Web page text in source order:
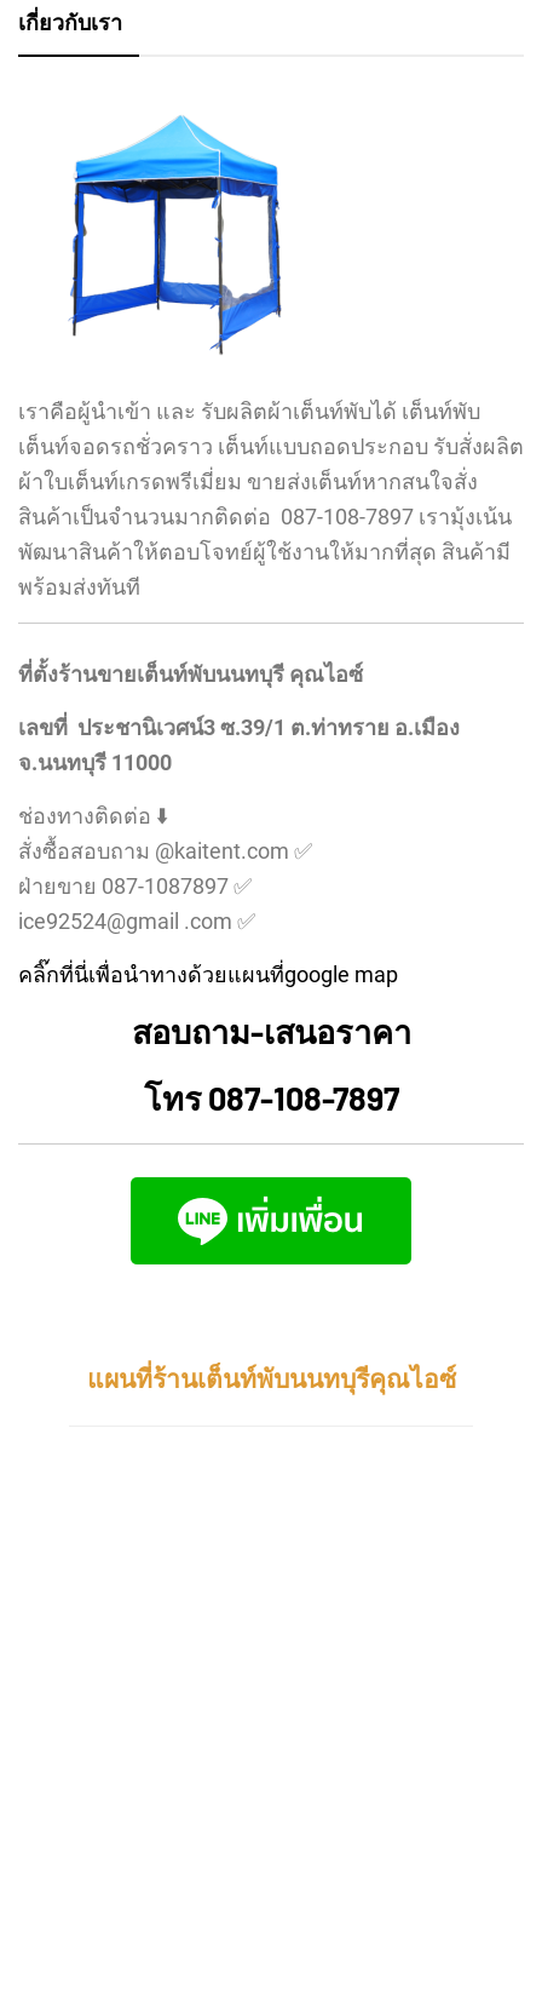
เกี่ยวกับเรา
เราคือผู้นำเข้า และ รับผลิตผ้าเต็นท์พับได้ เต็นท์พับ
เต็นท์จอดรถชั่วคราว เต็นท์แบบถอดประกอบ รับสั่งผลิต
ผ้าใบเต็นท์เกรดพรีเมี่ยม ขายส่งเต็นท์หากสนใจสั่ง
สินค้าเป็นจำนวนมากติดต่อ 087-108-7897 เรามุ้งเน้น
พัฒนาสินค้าให้ตอบโจทย์ผู้ใช้งานให้มากที่สุด สินค้ามี
พร้อมส่งทันที
ที่ตั้งร้านขายเต็นท์พับนนทบุรี คุณไอซ์
เลขที่ ประชานิเวศน์3 ซ.39/1 ต.ท่าทราย อ.เมือง
จ.นนทบุรี 11000
ช่องทางติดต่อ ⬇️
สั่งซื้อสอบถาม @kaitent.com ✅
ฝ่ายขาย 087-1087897 ✅
ice92524@gmail .com ✅
คลิ๊กที่นี่เพื่อนำทางด้วยแผนที่google map
สอบถาม-เสนอราคา
โทร087-108-7897
แผนที่ร้านเต็นท์พับนนทบุรีคุณไอซ์